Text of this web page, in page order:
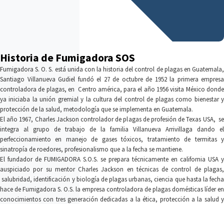
Historia de Fumigadora SOS
Fumigadora S. O. S. está unida con la historia del control de plagas en Guatemala,
Santiago Villanueva Gudiel fundó el 27 de octubre de 1952 la primera empresa
controladora de plagas, en Centro américa, para el año 1956 visita México donde
ya iniciaba la unión gremial y la cultura del control de plagas como bienestar y
protección de la salud, metodología que se implementa en Guatemala.
El año 1967, Charles Jackson controlador de plagas de profesión de Texas USA, se
integra al grupo de trabajo de la familia Villanueva Arrivillaga dando el
perfeccionamiento en manejo de gases tóxicos, tratamiento de termitas y
sinatropía de roedores, profesionalismo que a la fecha se mantiene.
El fundador de FUMIGADORA S.O.S. se prepara técnicamente en california USA y
auspiciado por su mentor Charles Jackson en técnicas de control de plagas,
salubridad, identificación y biología de plagas urbanas, ciencia que hasta la fecha
hace de Fumigadora S. O.S. la empresa controladora de plagas domésticas líder en
conocimientos con tres generación dedicadas a la ética, protección a la salud y